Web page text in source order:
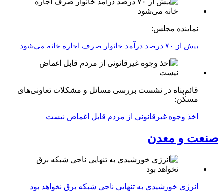
نماینده مجلس:
بیش از ۷۰ درصد درآمد خانوار صرف اجاره خانه می‌شود
قائم‌پناه در نشست بررسی مسائل و مشکلات تعاونی‌های
مسکن:
اخذ وجوه غیرقانونی از مردم قابل اغماض نیست
صنعت و معدن
انرژی خورشیدی به تنهایی ناجی شبکه برق نخواهد بود